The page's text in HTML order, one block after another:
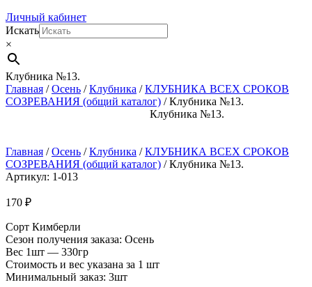
Личный кабинет
Искать
×
Клубника №13.
Главная /Осень /Клубника /КЛУБНИКА ВСЕХ СРОКОВ
СОЗРЕВАНИЯ (общий каталог) / Клубника №13.
Клубника №13.
Главная /Осень /Клубника /КЛУБНИКА ВСЕХ СРОКОВ
СОЗРЕВАНИЯ (общий каталог) / Клубника №13.
Артикул: 1-013
170 ₽
Сорт Кимберли
Сезон получения заказа: Осень
Вес 1шт — 330гр
Стоимость и вес указана за 1 шт
Минимальный заказ: 3шт